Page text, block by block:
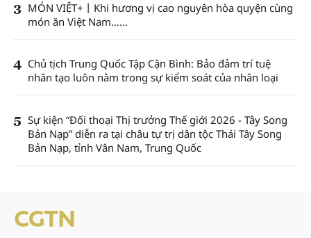
3 MÓN VIỆT+丨Khi hương vị cao nguyên hòa quyện cùng
món ăn Việt Nam……
4 Chủ tịch Trung Quốc Tập Cận Bình: Bảo đảm trí tuệ
nhân tạo luôn nằm trong sự kiểm soát của nhân loại
5 Sự kiện “Đối thoại Thị trưởng Thế giới 2026 - Tây Song
Bản Nạp” diễn ra tại châu tự trị dân tộc Thái Tây Song
Bản Nạp, tỉnh Vân Nam, Trung Quốc